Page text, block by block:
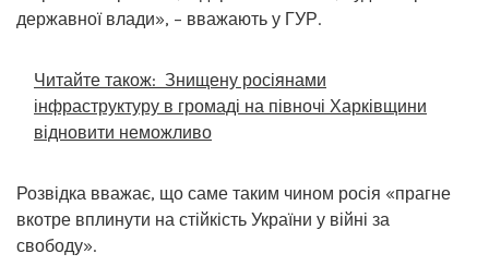
державної влади», – вважають у ГУР.
Читайте також: Знищену росіянами
інфраструктуру в громаді на півночі Харківщини
відновити неможливо
Розвідка вважає, що саме таким чином росія «прагне
вкотре вплинути на стійкість України у війні за
свободу».